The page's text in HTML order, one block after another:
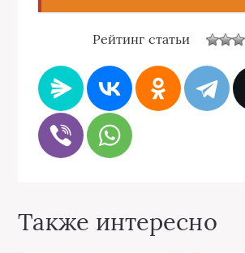
Рейтинг статьи
Также интересно